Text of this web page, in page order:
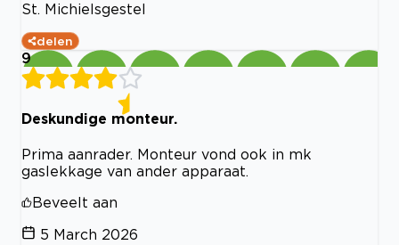
St. Michielsgestel
delen
9
Deskundige monteur.
Prima aanrader. Monteur vond ook in mk
gaslekkage van ander apparaat.
Beveelt aan
5 March 2026